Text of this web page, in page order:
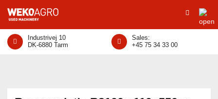
Industrivej 10
DK-6880 Tarm
Sales:
+45 75 34 33 00